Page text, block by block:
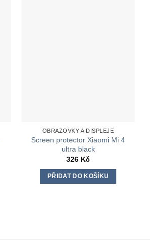
OBRAZOVKY A DISPLEJE
Screen protector Xiaomi Mi 4
ultra black
326 Kč
PŘIDAT DO KOŠÍKU